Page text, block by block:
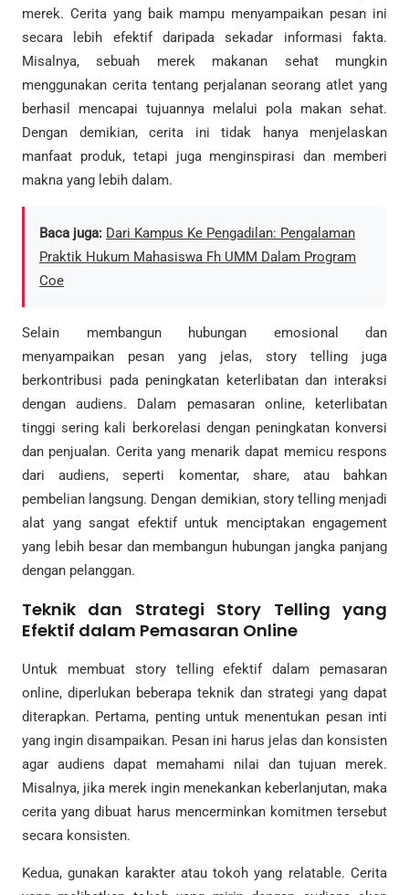
merek. Cerita yang baik mampu menyampaikan pesan ini
secara lebih efektif daripada sekadar informasi fakta.
Misalnya, sebuah merek makanan sehat mungkin
menggunakan cerita tentang perjalanan seorang atlet yang
berhasil mencapai tujuannya melalui pola makan sehat.
Dengan demikian, cerita ini tidak hanya menjelaskan
manfaat produk, tetapi juga menginspirasi dan memberi
makna yang lebih dalam.
Baca juga: Dari Kampus Ke Pengadilan: Pengalaman
Praktik Hukum Mahasiswa Fh UMM Dalam Program
Coe
Selain membangun hubungan emosional dan
menyampaikan pesan yang jelas, story telling juga
berkontribusi pada peningkatan keterlibatan dan interaksi
dengan audiens. Dalam pemasaran online, keterlibatan
tinggi sering kali berkorelasi dengan peningkatan konversi
dan penjualan. Cerita yang menarik dapat memicu respons
dari audiens, seperti komentar, share, atau bahkan
pembelian langsung. Dengan demikian, story telling menjadi
alat yang sangat efektif untuk menciptakan engagement
yang lebih besar dan membangun hubungan jangka panjang
dengan pelanggan.
Teknik dan Strategi Story Telling yang
Efektif dalam Pemasaran Online
Untuk membuat story telling efektif dalam pemasaran
online, diperlukan beberapa teknik dan strategi yang dapat
diterapkan. Pertama, penting untuk menentukan pesan inti
yang ingin disampaikan. Pesan ini harus jelas dan konsisten
agar audiens dapat memahami nilai dan tujuan merek.
Misalnya, jika merek ingin menekankan keberlanjutan, maka
cerita yang dibuat harus mencerminkan komitmen tersebut
secara konsisten.
Kedua, gunakan karakter atau tokoh yang relatable. Cerita